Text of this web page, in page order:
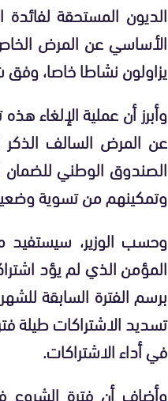
الديون المستحقة
الأساسي عن المرض الخاص
يزاولون نشاطا خاصا،
وأبرز أن عملية الإلغاء
عن المرض السالف
الصندوق الوطني للضمان
وتمكينهم من تسوية
وحسب الوزير، سيستفيد
برسم الفترة السابقة
في أداء الاشتراكات.
وأضاف أن فترة الشروع